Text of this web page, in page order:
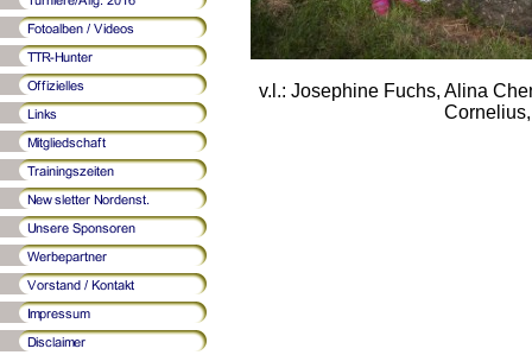
v.l.: Josephine Fuchs, Alina